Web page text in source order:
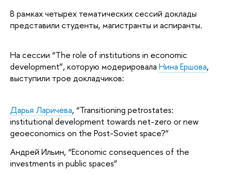
В рамках четырех тематических сессий доклады
представили студенты, магистранты и аспиранты.
На сессии “The role of institutions in economic
development”, которую модерировала Нина Ершова,
выступили трое докладчиков:
Дарья Ларичева, “Transitioning petrostates:
institutional development towards net-zero or new
geoeconomics on the Post-Soviet space?”
Андрей Ильин, “Economic consequences of the
investments in public spaces”